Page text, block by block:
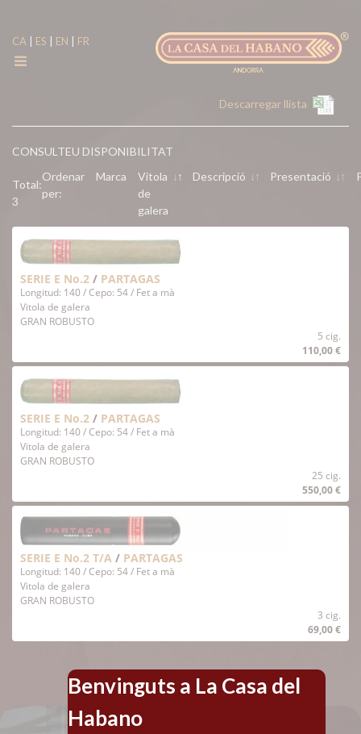
Benvinguts a La Casa del
Habano
CA | ES | EN | FR
Descarregar llista
CONSULTEU DISPONIBILITAT
Total:
3
Ordenar
per:
Marca ↓↑
Vitola
de
galera
↓↑
Descripció ↓↑
Presentació
SERIE E No.2 / PARTAGAS
Longitud: 140 / Cepo: 54 / Fet a mà
Vitola de galera
GRAN ROBUSTO
5 cig.
110,00 €
SERIE E No.2 / PARTAGAS
Longitud: 140 / Cepo: 54 / Fet a mà
Vitola de galera
GRAN ROBUSTO
25 cig.
550,00 €
SERIE E No.2 T/A / PARTAGAS
Longitud: 140 / Cepo: 54 / Fet a mà
Vitola de galera
GRAN ROBUSTO
3 cig.
69,00 €